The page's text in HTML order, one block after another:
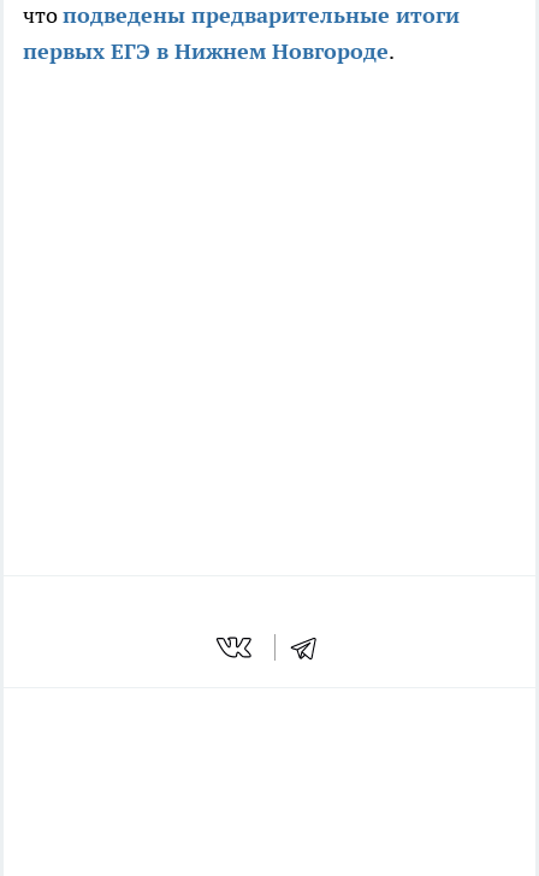
чтоподведены предварительные итоги
первых ЕГЭ в Нижнем Новгороде.